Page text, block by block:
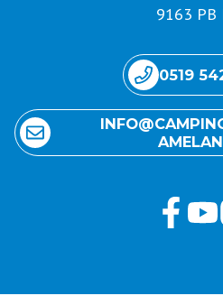
9163 PB
0519
INFO@